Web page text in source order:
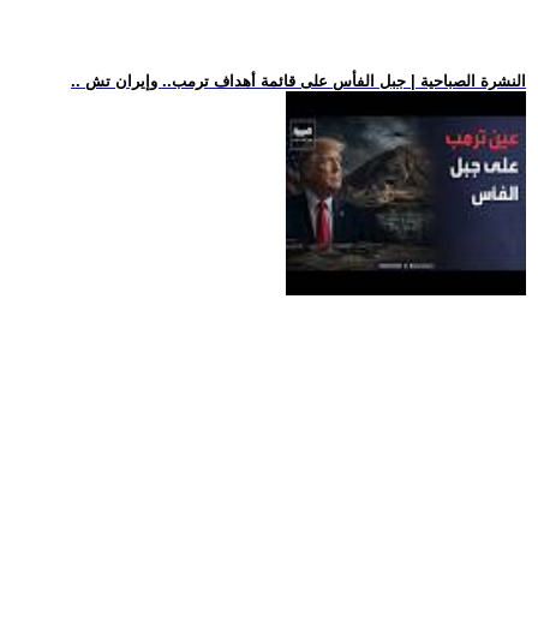
.. النشرة الصباحية | جبل الفأس على قائمة أهداف ترمب.. وإيران تش